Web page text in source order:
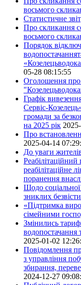
восьмого
Статистичне
Про скликання
восьмого
Порядок
05-28 08:15:55
Оголошення про
Графік
Сервіс-
громади за
на 2025 рік
Про
2025-04-14
До уваги
реабілітаційне
поранення
Щодо
зниклих
«Підтримка
сімейними
Змінились
водопостачання
2025-01-02
Повідомлення
з управління
збирання,
2024-12-27